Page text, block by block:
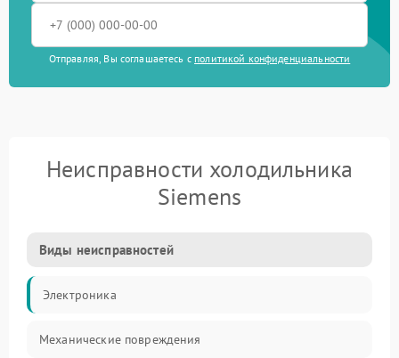
Отправляя, Вы соглашаетесь с политикой конфиденциальности
Неисправности холодильника
Siemens
Виды неисправностей
Электроника
Механические повреждения